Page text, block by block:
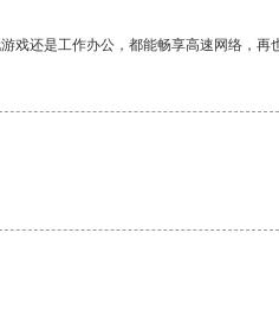
还是工作办公，都能畅享高速网络，再